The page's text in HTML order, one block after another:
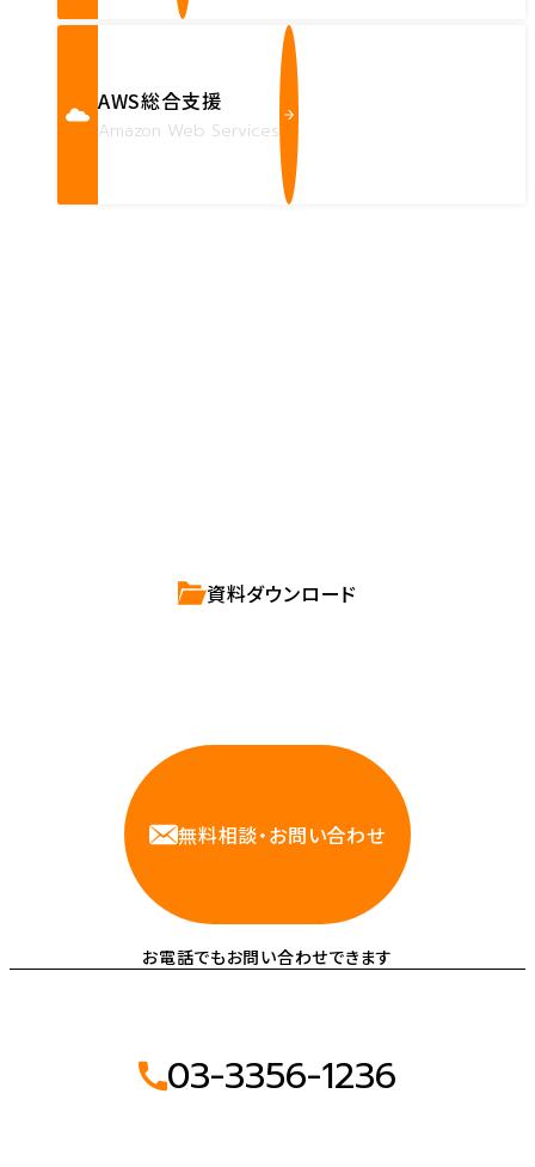
AWS総合支援
Amazon Web Services
資料ダウンロード
無料相談・お問い合わせ
お電話でもお問い合わせできます
03-3356-1236